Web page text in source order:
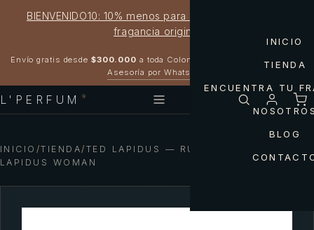
BIENVENIDO10: 10% menos para estrenar tu próxima
fragancia original
Envío gratis desde $300.000 a toda Colombia
Asesoría por WhatsApp
L'PERFUM ®
INICIO
TIENDA
ENCUENTRA TU
BLOG
INICIO /TIENDA/ TED LAPIDUS — RUMBA DE TED
LAPIDUS WOMAN